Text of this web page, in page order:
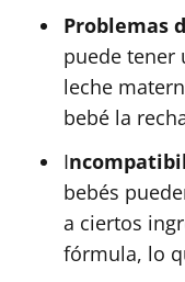
Problemas
puede tener
leche
bebé la
I
bebés
a ciertos
fórmula, lo